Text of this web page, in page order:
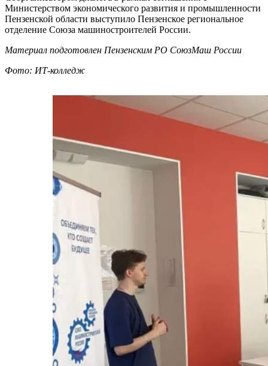
Министерством экономического развития и промышленности
Пензенской области выступило Пензенское региональное
отделение Союза машиностроителей России.
Материал подготовлен Пензенским РО СоюзМаш России
Фото: ИТ-колледж